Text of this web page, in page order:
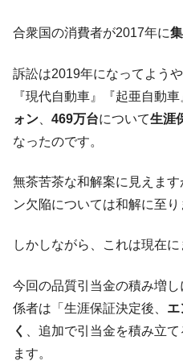
合衆国の消費者が2017年に
訴訟は2019年になってよう
『現代自動車』『起亜自動
ォン
469万台について生涯
なったのです。
無茶苦茶な和解案に見えま
ン欠陥については和解に至り
しかしながら、これは現在に
今回の品質引当金の積み増
係者は「生涯保証決定後、 エ
く
、追加で引当金を積み立
ます。